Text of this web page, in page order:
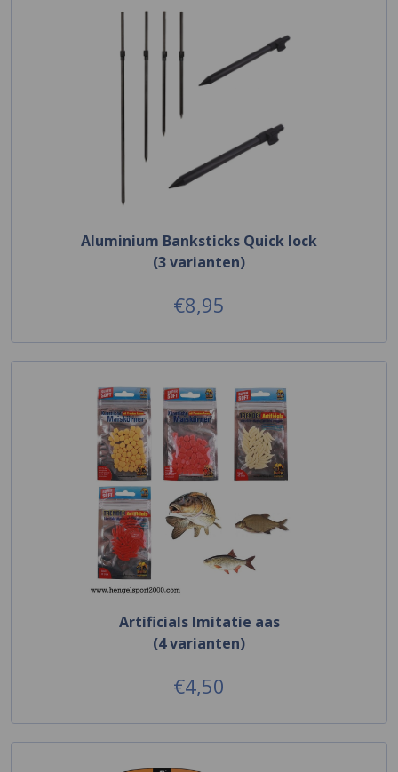
Aluminium Banksticks Quick lock
(3 varianten)
€8,95
Artificials Imitatie aas
(4 varianten)
€4,50